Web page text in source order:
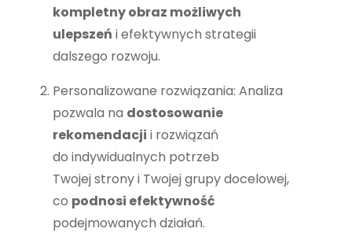
kompletny obraz możliwych
ulepszeń i efektywnych strategii
dalszego rozwoju.
Personalizowane rozwiązania: Analiza
pozwala na dostosowanie
rekomendacji i rozwiązań
do indywidualnych potrzeb
Twojej strony i Twojej grupy docelowej,
co podnosi efektywność
podejmowanych działań.